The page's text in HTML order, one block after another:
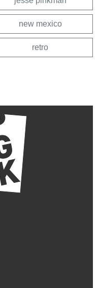
new mexico
retro